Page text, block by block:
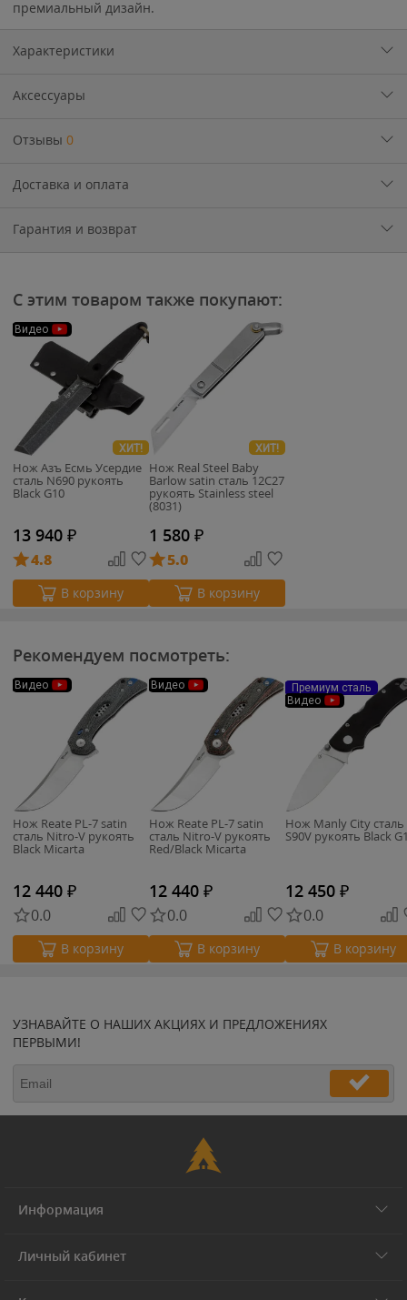
премиальный дизайн.
Характеристики
Аксессуары
Отзывы 0
Доставка и оплата
Гарантия и возврат
С этим товаром также покупают:
Видео
ХИТ!
Нож Азъ Есмь Усердие
сталь N690 рукоять
Black G10
13 940 ₽
4.8
В корзину
ХИТ!
Нож Real Steel Baby
Barlow satin сталь 12C27
рукоять Stainless steel
(8031)
1 580 ₽
5.0
В корзину
Рекомендуем посмотреть:
Видео
Нож Reate PL-7 satin
сталь Nitro-V рукоять
Black Micarta
12 440 ₽
0.0
В корзину
Видео
Нож Reate PL-7 satin
сталь Nitro-V рукоять
Red/Black Micarta
12 440 ₽
0.0
В корзину
Премиум сталь
Видео
Нож Manly City сталь
S90V рукоять Black
12 450 ₽
0.0
В корзину
УЗНАВАЙТЕ О НАШИХ АКЦИЯХ И ПРЕДЛОЖЕНИЯХ
ПЕРВЫМИ!
Информация
Личный кабинет